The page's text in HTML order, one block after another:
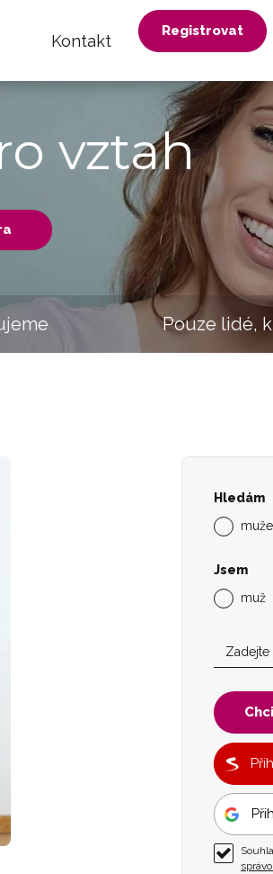
Kontakt
Registrovat
vztah
Pouze lidé,
Hledám
muže
Jsem
muž